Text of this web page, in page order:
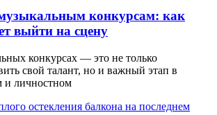
конкурсам: как
выйти на сцену
конкурсах — это не только
свой талант, но и важный этап в
и личностном